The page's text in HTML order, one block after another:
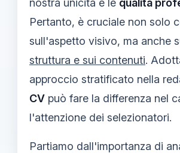
Pertanto, è cruciale non solo
sull'aspetto visivo, ma anche
struttura e sui contenuti.
approccio stratificato nella
CV può fare la differenza nel
l'attenzione dei selezionatori.
Partiamo dall'importanza di